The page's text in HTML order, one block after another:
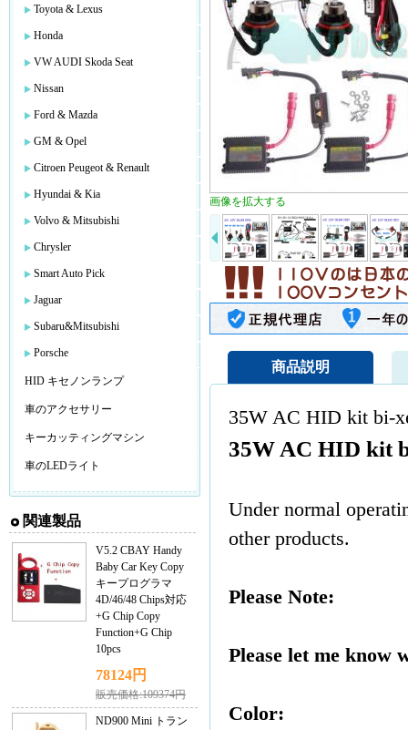
Toyota & Lexus
Honda
VW AUDI Skoda Seat
Nissan
Ford & Mazda
GM & Opel
Citroen Peugeot & Renault
Hyundai & Kia
Volvo & Mitsubishi
Chrysler
Smart Auto Pick
Jaguar
Subaru&Mitsubishi
Porsche
HID キセノンランプ
車のアクセサリー
キーカッティングマシン
車のLEDライト
関連製品
V5.2 CBAY Handy
Baby Car Key Copy
キープログラマ
4D/46/48 Chips対応
+G Chip Copy
Function+G Chip
10pcs
78124円
販売価格:109374円
ND900 Mini トラン
画像を拡大する
商品説明
35W AC HID kit bi-
35W AC HID kit
Under normal
other products.
Please Note:
Please let me know
Color: